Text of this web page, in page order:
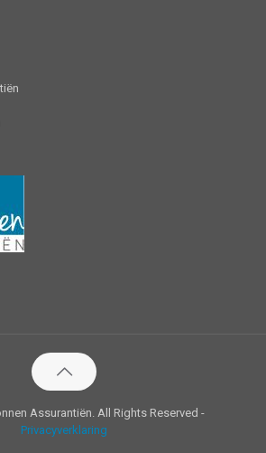
Assurantiën. All Rights Reserved -
Privacyverklaring